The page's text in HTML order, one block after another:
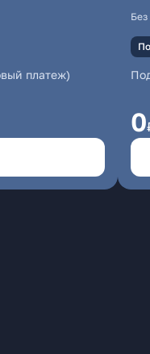
платеж)
0